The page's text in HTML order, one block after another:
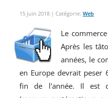
15 juin 2018 | Catégorie: Web
Le
Après les
années, le
en Europe devrait peser
fin de l'année. Il est